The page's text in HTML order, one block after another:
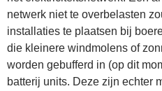
netwerk niet te overbelasten
installaties te plaatsen bij
die kleinere windmolens of
worden gebufferd in (op dit
batterij units. Deze zijn echter